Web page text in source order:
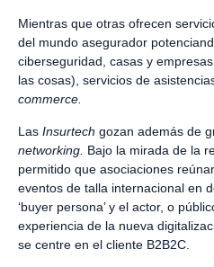
Mientras que otras ofrecen
del mundo asegurador
ciberseguridad, casas y
las cosas), servicios de
commerce.
Las Insurtech gozan además de
networking. Bajo la mirada de la
permitido que asociaciones
eventos de talla internacional en
‘buyer persona’ y el actor, o
experiencia de la nueva
se centre en el cliente B2B2C.